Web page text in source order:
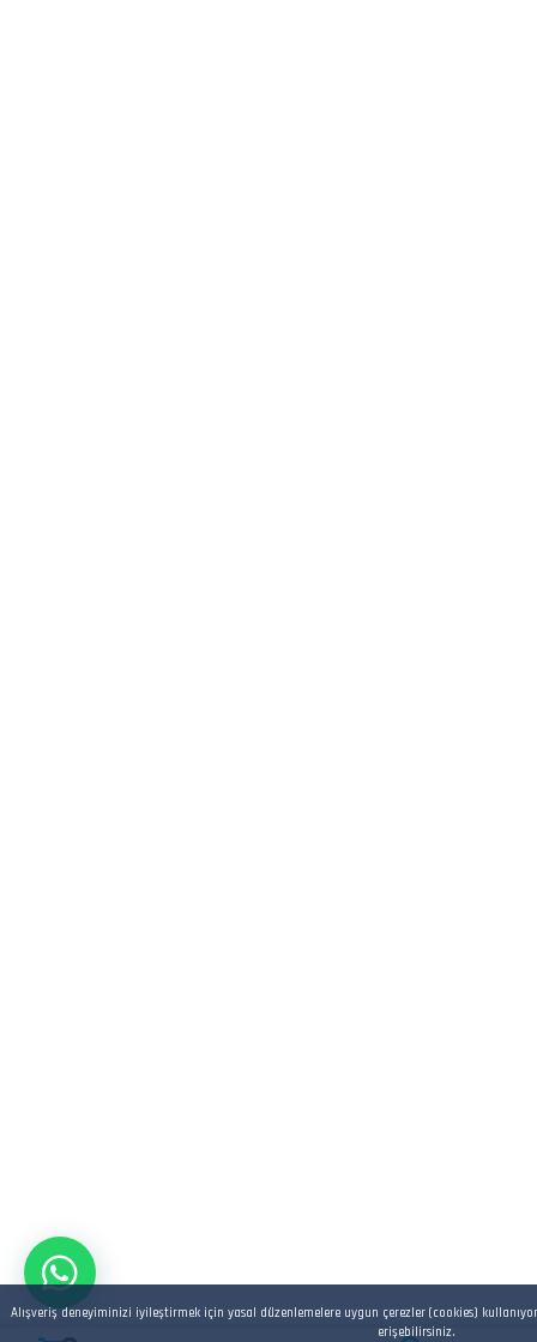
Alışveriş deneyiminizi iyileştirmek için yasal düzenlemelere uygun çerezler (cookies)
erişebilirsiniz.